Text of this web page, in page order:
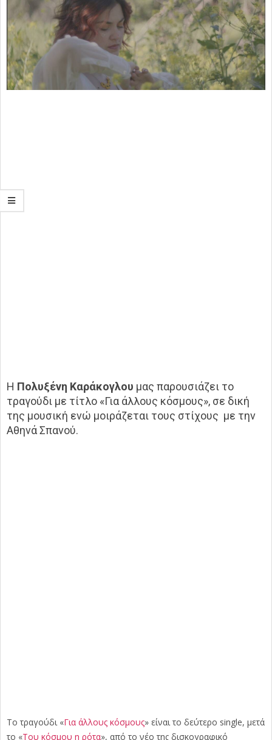
Η Πολυξένη Καράκογλου μας παρουσιάζει το
τραγούδι με τίτλο «Για άλλους κόσμους», σε δική
της μουσική ενώ μοιράζεται τους στίχους με την
Αθηνά Σπανού.
Το τραγούδι «Για άλλους κόσμους» είναι το δεύτερο single, μετά
το «Του κόσμου η ρότα», από το νέο της δισκογραφικό